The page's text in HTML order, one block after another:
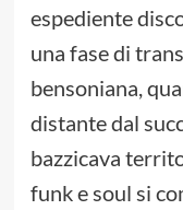
espediente
una fase di
bensoniana,
distante dal
bazzicava
funk e soul si